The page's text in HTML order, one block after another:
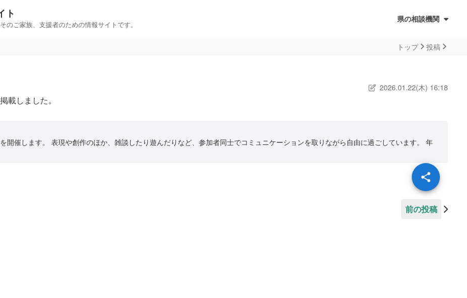
ト
ご家族、支援者のための情報サイトです。
県の相談機関
ひきこもり総合支援センター
トップ 投稿
2026.01.22(木) 16:18
載しました。
開催します。 表現や創作のほか、雑談したり遊んだりなど、参加者同士でコミュニケーションを取りながら自由に過ごしています。 年
前の投稿